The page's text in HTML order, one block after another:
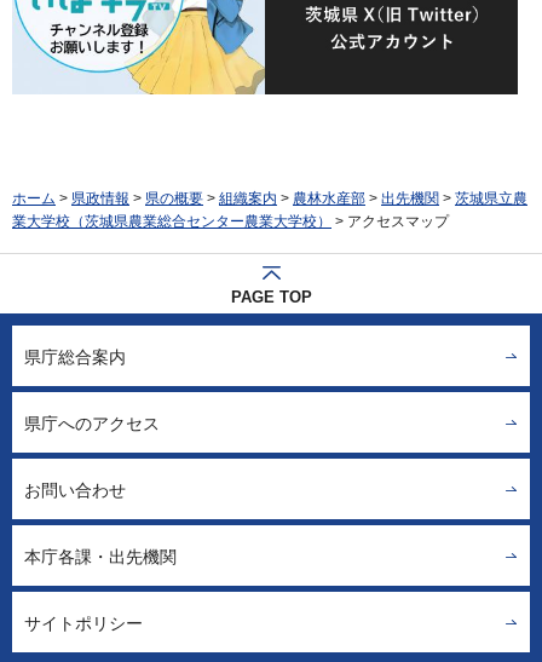
ホーム > 県政情報 > 県の概要 > 組織案内 > 農林水産部 > 出先機関 > 茨城県立農
業大学校（茨城県農業総合センター農業大学校）
> アクセスマップ
PAGE TOP
県庁総合案内
県庁へのアクセス
お問い合わせ
本庁各課・出先機関
サイトポリシー